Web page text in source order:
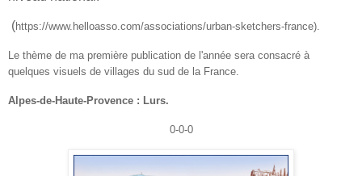
(https://www.helloasso.com/associations/urban-sketchers-france).
Le thème de ma première publication de l'année sera consacré à
quelques visuels de villages du sud de la France.
Alpes-de-Haute-Provence : Lurs.
0-0-0